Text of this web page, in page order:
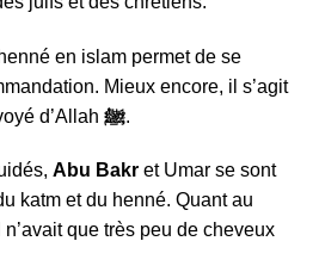
en islam permet de se
Mieux encore, il s’agit
d’Allah ﷺ.
Abu Bakr et Umar se sont
katm et du henné. Quant au
que très peu de cheveux